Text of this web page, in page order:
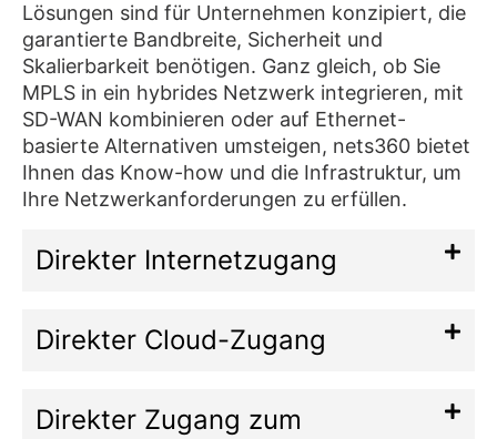
Lösungen sind für Unternehmen konzipiert, die
garantierte Bandbreite, Sicherheit und
Skalierbarkeit benötigen. Ganz gleich, ob Sie
MPLS in ein hybrides Netzwerk integrieren, mit
SD-WAN kombinieren oder auf Ethernet-
basierte Alternativen umsteigen, nets360 bietet
Ihnen das Know-how und die Infrastruktur, um
Ihre Netzwerkanforderungen zu erfüllen.
Direkter Internetzugang
Direkter Cloud-Zugang
Direkter Zugang zum